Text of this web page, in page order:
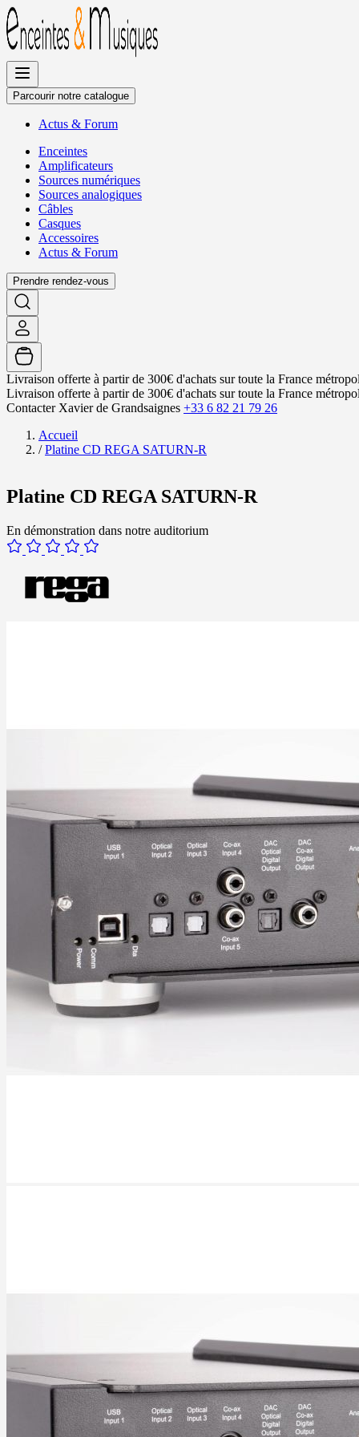
Allez
au
contenu
Parcourir notre catalogue
Actus & Forum
Enceintes
Amplificateurs
Sources numériques
Sources analogiques
Câbles
Casques
Accessoires
Actus & Forum
Prendre rendez-vous
Livraison offerte à partir de 300€ d'achats sur toute la France
Livraison offerte à partir de 300€ d'achats sur toute la France
Contacter Xavier de Grandsaignes +33 6 82 21 79 26
Accueil
/ Platine CD REGA SATURN-R
Platine CD REGA SATURN-R
En démonstration dans notre auditorium